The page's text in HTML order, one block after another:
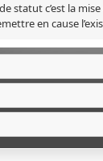
statut c’est la
en cause